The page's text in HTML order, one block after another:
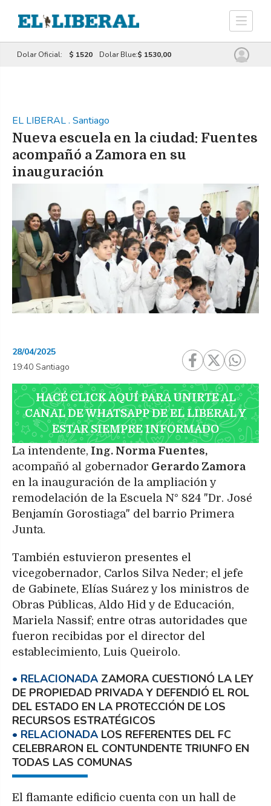
Dolar Oficial: $ 1520 Dolar Blue:$ 1530,00
EL LIBERAL. Santiago
Nueva escuela en la ciudad: Fuentes
acompañó a Zamora en su
inauguración
28/04/2025
19:40 Santiago
HACÉ CLICK AQUÍ PARA UNIRTE AL
CANAL DE WHATSAPP DE EL LIBERAL Y
ESTAR SIEMPRE INFORMADO
La intendente, Ing. Norma Fuentes,
acompañó al gobernador Gerardo Zamora
en la inauguración de la ampliación y
remodelación de la Escuela N° 824 "Dr. José
Benjamín Gorostiaga" del barrio Primera
Junta.
También estuvieron presentes el
vicegobernador, Carlos Silva Neder; el jefe
de Gabinete, Elías Suárez y los ministros de
Obras Públicas, Aldo Hid y de Educación,
Mariela Nassif; entre otras autoridades que
fueron recibidas por el director del
establecimiento, Luis Queirolo.
ZAMORA CUESTIONÓ LA LEY
DE PROPIEDAD PRIVADA Y DEFENDIÓ EL ROL
DEL ESTADO EN LA PROTECCIÓN DE LOS
RECURSOS ESTRATÉGICOS
LOS REFERENTES DEL FC
CELEBRARON EL CONTUNDENTE TRIUNFO EN
TODAS LAS COMUNAS
El flamante edificio cuenta con un hall de